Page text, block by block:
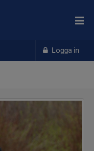
Logga in